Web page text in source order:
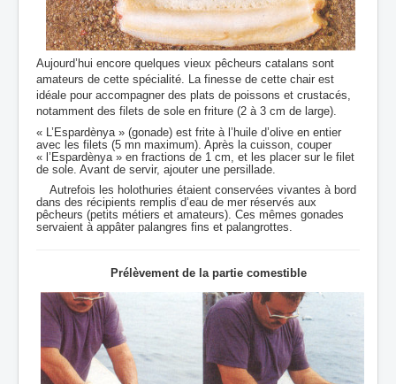
Aujourd’hui encore quelques vieux pêcheurs catalans sont
amateurs de cette spécialité. La finesse de cette chair est
idéale pour accompagner des plats de poissons et crustacés,
notamment des filets de sole en friture (2 à 3 cm de large).
« L’Espardènya » (gonade) est frite à l’huile d’olive en entier
avec les filets (5 mn maximum). Après la cuisson, couper
« l’Espardènya » en fractions de 1 cm, et les placer sur le filet
de sole. Avant de servir, ajouter une persillade.
Autrefois les holothuries étaient conservées vivantes à bord
dans des récipients remplis d’eau de mer réservés aux
pêcheurs (petits métiers et amateurs). Ces mêmes gonades
servaient à appâter palangres fins et palangrottes.
Prélèvement de la partie comestible